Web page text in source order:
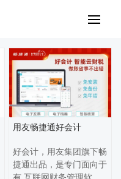
用友畅捷通好会计
好会计，用友集团旗下畅
捷通出品，是专门面向于
有 互联网财务管理软